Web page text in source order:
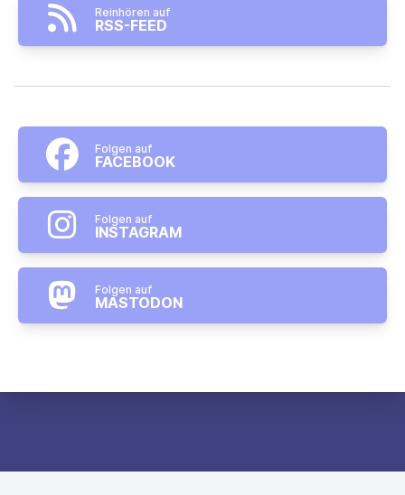
Reinhören auf
RSS-FEED
Folgen auf
FACEBOOK
Folgen auf
INSTAGRAM
Folgen auf
MASTODON